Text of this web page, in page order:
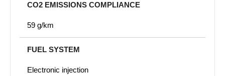
CO2 EMISSIONS COMPLIANCE
59 g/km
FUEL SYSTEM
Electronic injection